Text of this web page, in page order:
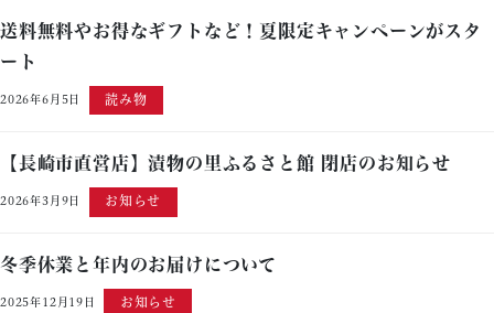
送料無料やお得なギフトなど！夏限定キャンペーンがスタ
ート
2026年6月5日 読み物
【長崎市直営店】漬物の里ふるさと館 閉店のお知らせ
2026年3月9日 お知らせ
冬季休業と年内のお届けについて
2025年12月19日 お知らせ